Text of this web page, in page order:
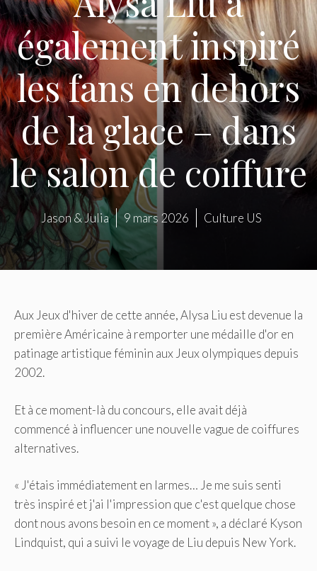
également inspiré
les fans en dehors
de la glace – dans
le salon de coiffure
Jason & Julia 9 mars 2026 Culture US
Aux Jeux d'hiver de cette année, Alysa Liu est devenue la
première Américaine à remporter une médaille d'or en
patinage artistique féminin aux Jeux olympiques depuis
2002.
Et à ce moment-là du concours, elle avait déjà
commencé à influencer une nouvelle vague de coiffures
alternatives.
« J'étais immédiatement en larmes… Je me suis senti
très inspiré et j'ai l'impression que c'est quelque chose
dont nous avons besoin en ce moment », a déclaré Kyson
Lindquist, qui a suivi le voyage de Liu depuis New York.